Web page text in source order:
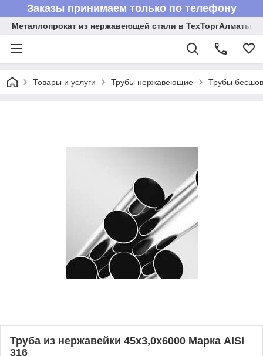
Заказы принимаем только по телефону
Металлопрокат из нержавеющей стали в ТехТоргАлматы
Товары и услуги Трубы нержавеющие Трубы
Труба из нержавейки 45х3,0х6000 Марка AISI
316